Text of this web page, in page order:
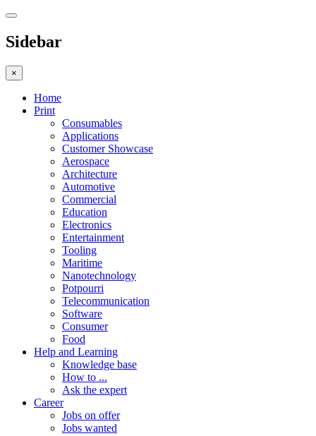
Sidebar
×
Home
Print
Consumables
Applications
Customer Showcase
Aerospace
Architecture
Automotive
Commercial
Education
Electronics
Entertainment
Tooling
Maritime
Nanotechnology
Potpourri
Telecommunication
Software
Consumer
Food
Help and Learning
Knowledge base
How to ...
Ask the expert
Career
Jobs on offer
Jobs wanted